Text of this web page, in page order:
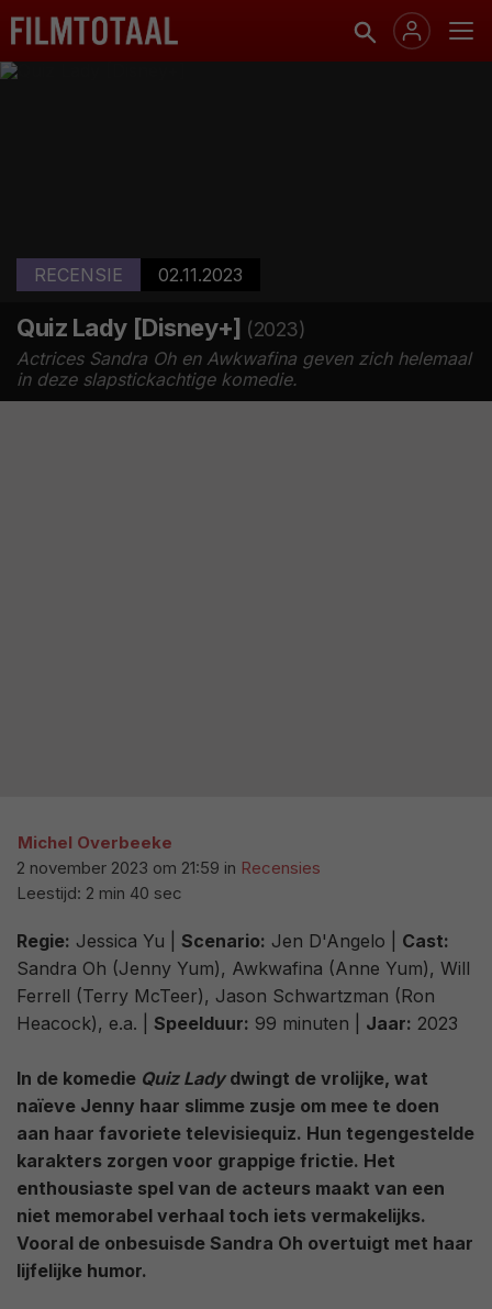
RECENSIE 02.11.2023
Quiz Lady [Disney+] (2023)
Actrices Sandra Oh en Awkwafina geven zich helemaal
in deze slapstickachtige komedie.
Michel Overbeeke
2 november 2023 om 21:59 in Recensies
Leestijd: 2 min 40 sec
Regie: Jessica Yu | Scenario: Jen D'Angelo | Cast:
Sandra Oh (Jenny Yum), Awkwafina (Anne Yum), Will
Ferrell (Terry McTeer), Jason Schwartzman (Ron
Heacock), e.a. | Speelduur: 99 minuten | Jaar: 2023
In de komedie Quiz Ladydwingt de vrolijke, wat
naïeve Jenny haar slimme zusje om mee te doen
aan haar favoriete televisiequiz. Hun tegengestelde
karakters zorgen voor grappige frictie. Het
enthousiaste spel van de acteurs maakt van een
niet memorabel verhaal toch iets vermakelijks.
Vooral de onbesuisde Sandra Oh overtuigt met haar
lijfelijke humor.